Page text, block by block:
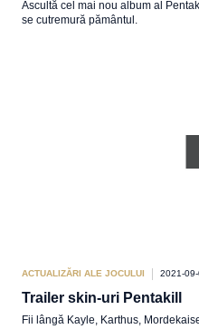
Ascultă cel mai nou album al
se cutremură pământul.
ACTUALIZĂRI ALE JOCULUI 2021-
Trailer skin-uri Pentakill
Fii lângă Kayle, Karthus,